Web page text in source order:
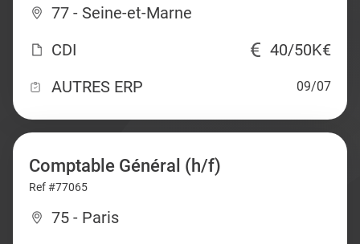
77 - Seine-et-Marne
CDI
40/50K€
AUTRES ERP
09/07
Comptable Général (h/f)
Ref #77065
75 - Paris